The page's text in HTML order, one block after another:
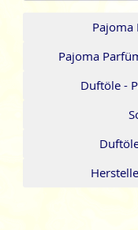
Pajoma
Duftöle -